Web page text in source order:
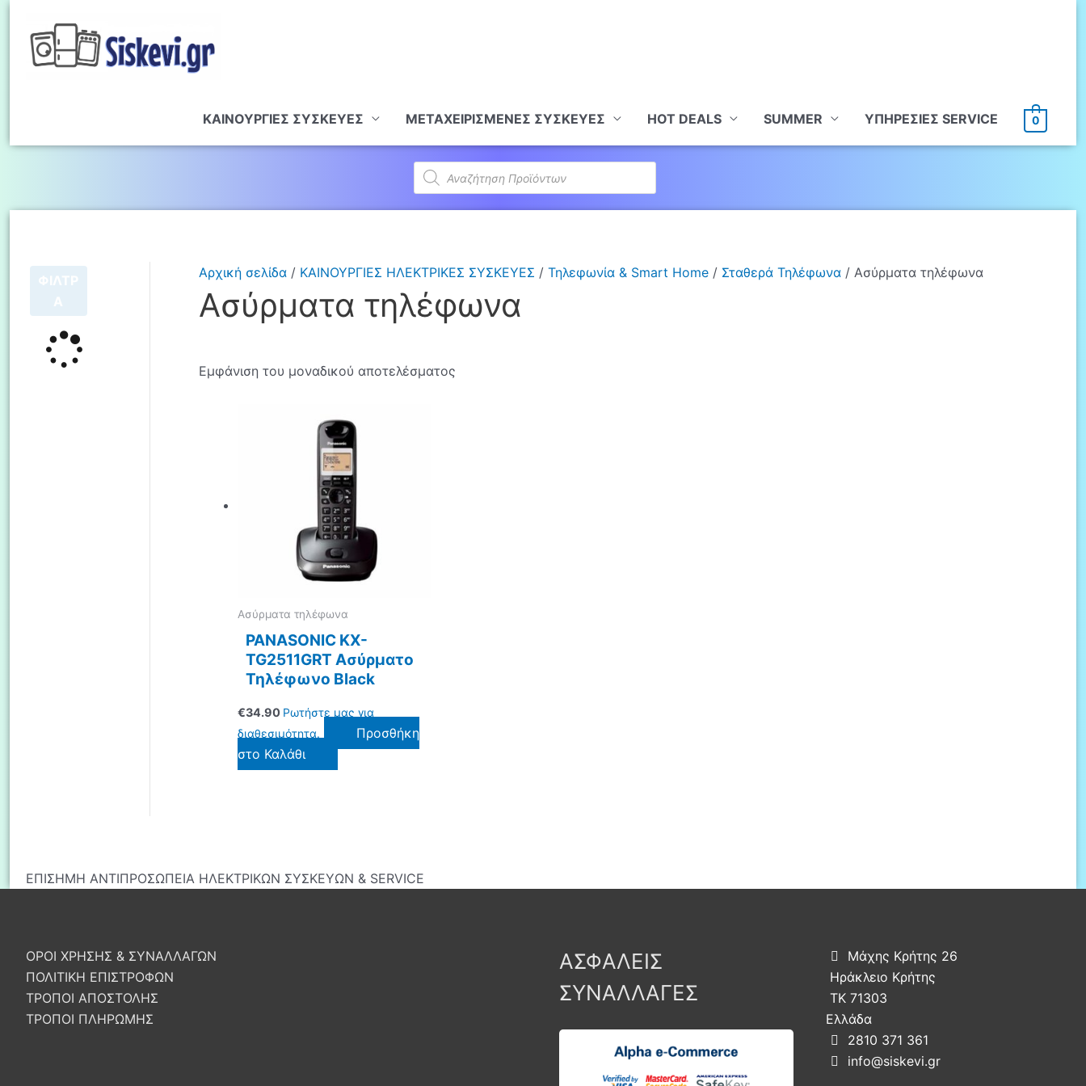
ΚΑΙΝΟΥΡΓΙΕΣ ΣΥΣΚΕΥΕΣ ΜΕΤΑΧΕΙΡΙΣΜΕΝΕΣ ΣΥΣΚΕΥΕΣ HOT DEALS SUMMER ΥΠHΡΕΣΙΕΣ SERVICE 0
Products
search
ΦΙΛΤΡ
Α
Αρχική σελίδα/ ΚΑΙΝΟΥΡΓΙΕΣ ΗΛΕΚΤΡΙΚΕΣ ΣΥΣΚΕΥΕΣ / Τηλεφωνία & Smart Home/ Σταθερά Τηλέφωνα/ Ασύρματα τηλέφωνα
Ασύρματα τηλέφωνα
Εμφάνιση του μοναδικού αποτελέσματος
Ασύρματα τηλέφωνα
PANASONIC KX-
TG2511GRT Ασύρματο
Τηλέφωνο Black
€34.90 Ρωτήστε μας για
διαθεσιμότητα.
Προσθήκη
στο Καλάθι
ΕΠΙΣΗΜΗ ΑΝΤΙΠΡΟΣΩΠΕΙΑ ΗΛΕΚΤΡΙΚΩΝ ΣΥΣΚΕΥΩΝ & SERVICE
ΟΡΟΙ ΧΡΗΣΗΣ & ΣΥΝΑΛΛΑΓΩΝ
ΠΟΛΙΤΙΚΗ ΕΠΙΣΤΡΟΦΩΝ
ΤΡΟΠΟΙ ΑΠΟΣΤΟΛΗΣ
ΤΡΟΠΟΙ ΠΛΗΡΩΜΗΣ
ΑΣΦΑΛΕΙΣ
ΣΥΝΑΛΛΑΓΕΣ

Μάχης Κρήτης 26
Ηράκλειο Κρήτης
ΤΚ 71303
Ελλάδα
 2810 371 361
 info@siskevi.gr